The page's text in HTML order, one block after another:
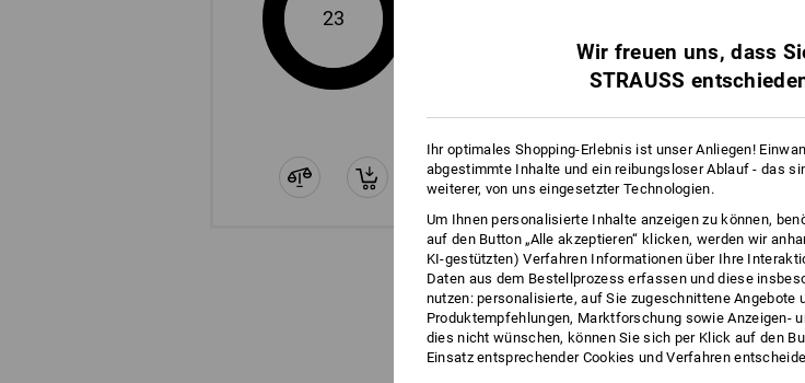
Klicken
23
+7 weitere Features
Alle Details
Wir freuen uns, dass
STRAUSS
Ihr optimales Shopping-Erlebnis ist unser Anliegen!
abgestimmte Inhalte und ein reibungsloser Ablauf - das
weiterer, von uns eingesetzter Technologien.
Um Ihnen personalisierte Inhalte anzeigen zu können,
auf den Button „Alle akzeptieren“ klicken, werden wir
KI-gestützten) Verfahren Informationen über Ihre
Daten aus dem Bestellprozess erfassen und diese
nutzen: personalisierte, auf Sie zugeschnittene Angebote
Produktempfehlungen, Marktforschung sowie Anzeigen-
dies nicht wünschen, können Sie sich per Klick auf den
Einsatz entsprechender Cookies und Verfahren